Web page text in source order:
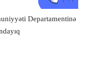
Departamentinə